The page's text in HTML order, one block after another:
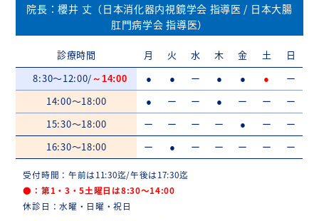
院長：櫻井 丈（日本消化器内視鏡学会 指導医 / 日本大腸
肛門病学会 指導医）
診療時間 月 火 水 木 金 土
日
8:30～12:00/ ～14:00 ● ● ー ● ● ●
ー
14:00～18:00
● ー ー ● ー ー
ー
15:30～18:00
ー ー ー ー ● ー
ー
16:30～18:00
ー ● ー ー ー ー ー
受付時間：午前は11:30迄/午後は17:30迄
●：第1・3・5土曜日は8:30～14:00
休診日：水曜・日曜・祝日